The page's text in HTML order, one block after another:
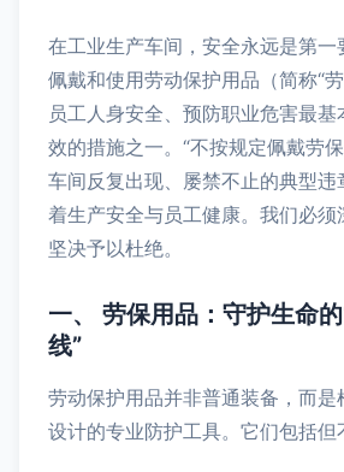
在工业生产车间，安全永远是第一
佩戴和使用劳动保护用品（简称“
员工人身安全、预防职业危害最
效的措施之一。“不按规定佩戴劳
车间反复出现、屡禁不止的典型
着生产安全与员工健康。我们必须
坚决予以杜绝。
一、 劳保用品：守护生命
线”
劳动保护用品并非普通装备，而是
设计的专业防护工具。它们包括但